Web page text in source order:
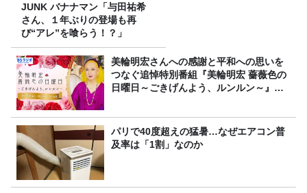
JUNK バナナマン「与田祐希
さん、１年ぶりの登場も再
び“アレ”を喰らう！？」
美輪明宏さんへの感謝と平和への思いを
つなぐ追悼特別番組『美輪明宏 薔薇色の
日曜日～ごきげんよう、ルンルン～』
パリで40度超えの猛暑…なぜエアコン普
及率は「1割」なのか